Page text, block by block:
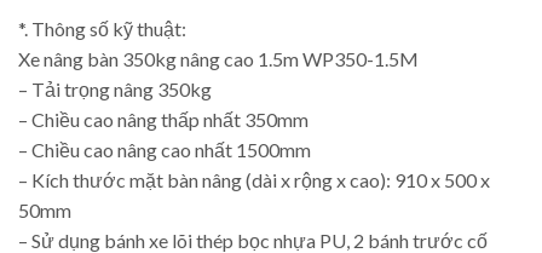
*. Thông số kỹ thuật:
Xe nâng bàn 350kg nâng cao 1.5m WP350-1.5M
– Tải trọng nâng 350kg
– Chiều cao nâng thấp nhất 350mm
– Chiều cao nâng cao nhất 1500mm
– Kích thước mặt bàn nâng (dài x rộng x cao): 910 x 500 x
50mm
– Sử dụng bánh xe lõi thép bọc nhựa PU, 2 bánh trước cố